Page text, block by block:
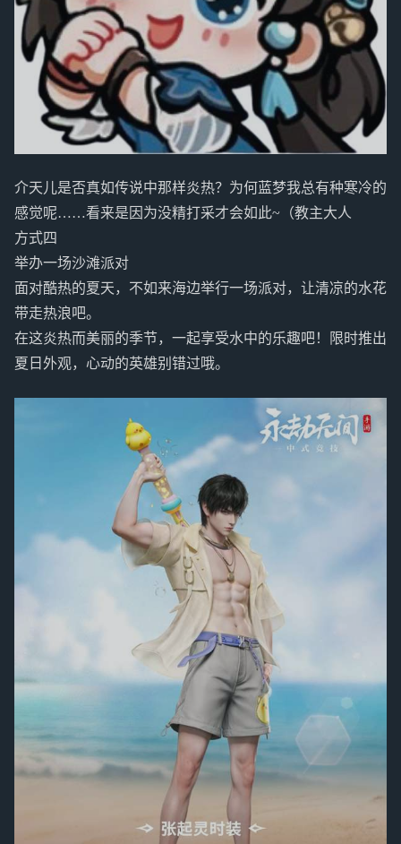
介天儿是否真如传说中那样炎热？为何蓝梦我总有种寒冷的
感觉呢……看来是因为没精打采才会如此~（教主大人
方式四
举办一场沙滩派对
面对酷热的夏天，不如来海边举行一场派对，让清凉的水花
带走热浪吧。
在这炎热而美丽的季节，一起享受水中的乐趣吧！限时推出
夏日外观，心动的英雄别错过哦。